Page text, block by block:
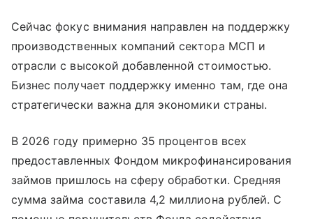
Сейчас фокус внимания направлен на поддержку
производственных компаний сектора МСП и
отрасли с высокой добавленной стоимостью.
Бизнес получает поддержку именно там, где она
стратегически важна для экономики страны.
В 2026 году примерно 35 процентов всех
предоставленных Фондом микрофинансирования
займов пришлось на сферу обработки. Средняя
сумма займа составила 4,2 миллиона рублей. С